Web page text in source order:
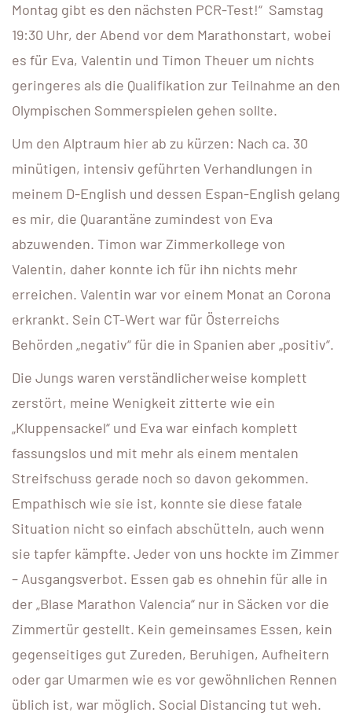
Montag gibt es den nächsten PCR-Test!“ Samstag
19:30 Uhr, der Abend vor dem Marathonstart, wobei
es für Eva, Valentin und Timon Theuer um nichts
geringeres als die Qualifikation zur Teilnahme an den
Olympischen Sommerspielen gehen sollte.
Um den Alptraum hier ab zu kürzen: Nach ca. 30
minütigen, intensiv geführten Verhandlungen in
meinem D-English und dessen Espan-English gelang
es mir, die Quarantäne zumindest von Eva
abzuwenden. Timon war Zimmerkollege von
Valentin, daher konnte ich für ihn nichts mehr
erreichen. Valentin war vor einem Monat an Corona
erkrankt. Sein CT-Wert war für Österreichs
Behörden „negativ“ für die in Spanien aber „positiv“.
Die Jungs waren verständlicherweise komplett
zerstört, meine Wenigkeit zitterte wie ein
„Kluppensackel“ und Eva war einfach komplett
fassungslos und mit mehr als einem mentalen
Streifschuss gerade noch so davon gekommen.
Empathisch wie sie ist, konnte sie diese fatale
Situation nicht so einfach abschütteln, auch wenn
sie tapfer kämpfte. Jeder von uns hockte im Zimmer
– Ausgangsverbot. Essen gab es ohnehin für alle in
der „Blase Marathon Valencia“ nur in Säcken vor die
Zimmertür gestellt. Kein gemeinsames Essen, kein
gegenseitiges gut Zureden, Beruhigen, Aufheitern
oder gar Umarmen wie es vor gewöhnlichen Rennen
üblich ist, war möglich. Social Distancing tut weh.